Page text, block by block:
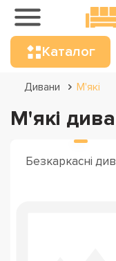
Каталог
Дивани М'які
М'які
Безкаркасні